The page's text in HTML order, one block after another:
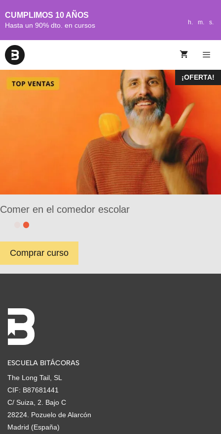
CUMPLIMOS 10 AÑOS
Hasta un 90% dto. en cursos h. m. s.
¡OFERTA!
Comer en el comedor escolar
Comprar curso
ESCUELA BITÁCORAS
The Long Tail, SL
CIF: B87681441
C/ Suiza, 2. Bajo C
28224. Pozuelo de Alarcón
Madrid (España)